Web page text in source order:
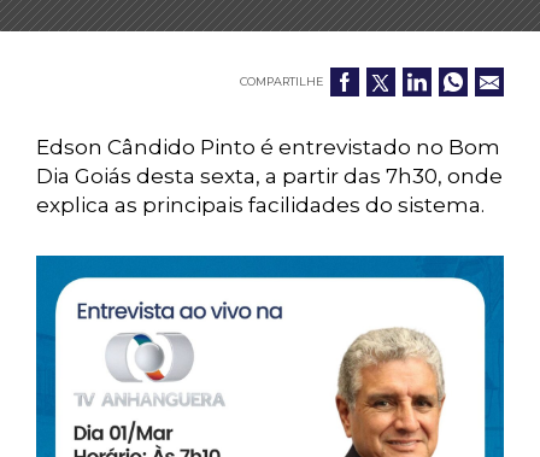
COMPARTILHE
Edson Cândido Pinto é entrevistado no Bom
Dia Goiás desta sexta, a partir das 7h30, onde
explica as principais facilidades do sistema.